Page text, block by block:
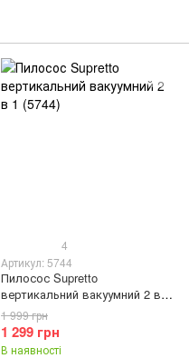
4
Артикул: 5744
Пилосос Supretto
вертикальний вакуумний 2 в 1
(5744)
1 299 грн
1 999 грн
В наявності